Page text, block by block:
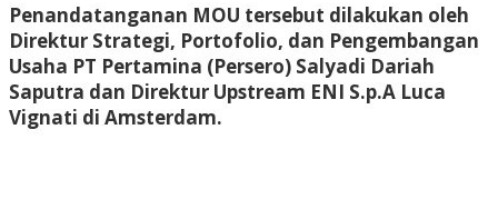
Penandatanganan MOU tersebut dilakukan oleh
Direktur Strategi, Portofolio, dan Pengembangan
Usaha PT Pertamina (Persero) Salyadi Dariah
Saputra dan Direktur Upstream ENI S.p.A Luca
Vignati di Amsterdam.